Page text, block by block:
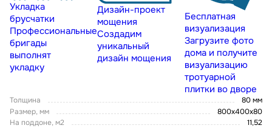
Укладка
брусчатки
Профессиональные
бригады
выполнят
укладку
Дизайн-проект
мощения
Создадим
уникальный
дизайн мощения
Бесплатная
визуализация
Загрузите фото
дома и получите
визуализацию
тротуарной
плитки во дворе
Толщина
80 мм
Размер, мм
800x400x80
На поддоне, м2
11,52